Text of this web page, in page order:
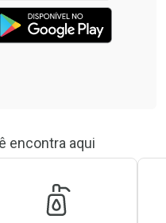
encontra aqui